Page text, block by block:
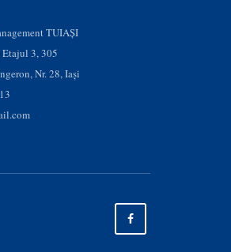
TUIAȘI
3, 305
Nr. 28, Iaşi